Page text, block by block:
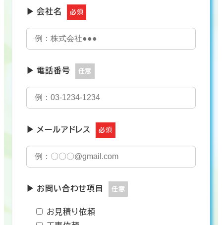
▶ 会社名 必須
▶ 電話番号 任意
▶ メールアドレス 必須
▶ お問い合わせ項目 任意
お見積り依頼